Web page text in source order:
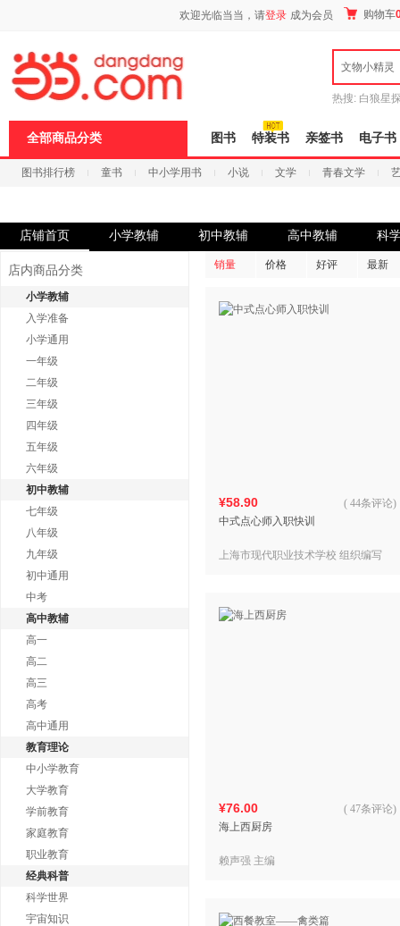
欢迎光临当当，请登录 成为会员 购物车
文物小精灵
热搜: 白狼星
全部商品分类 图书 特装书 亲签书 电子书
图书排行榜 童书 中小学用书 小说 文学 青春文学
店铺首页 小学教辅 初中教辅 高中教辅 科
店内商品分类
小学教辅
入学准备
小学通用
一年级
二年级
三年级
四年级
五年级
六年级
初中教辅
七年级
八年级
九年级
初中通用
中考
高中教辅
高一
高二
高三
高考
高中通用
教育理论
中小学教育
大学教育
学前教育
家庭教育
职业教育
经典科普
科学世界
宇宙知识
销量 价格 好评 最新
¥58.90
中式点心师入职快训
( 44条评论)
上海市现代职业技术学校 组织编写
¥76.00
海上西厨房
( 47条评论)
赖声强 主编
页
浪
键
打